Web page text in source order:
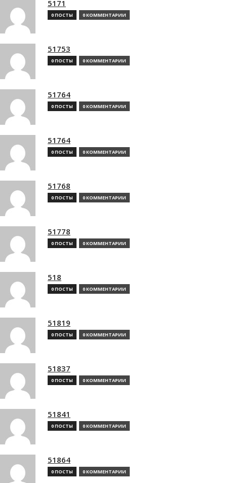
5171
0 ПОСТЫ 0 КОММЕНТАРИИ
51753
0 ПОСТЫ 0 КОММЕНТАРИИ
51764
0 ПОСТЫ 0 КОММЕНТАРИИ
51764
0 ПОСТЫ 0 КОММЕНТАРИИ
51768
0 ПОСТЫ 0 КОММЕНТАРИИ
51778
0 ПОСТЫ 0 КОММЕНТАРИИ
518
0 ПОСТЫ 0 КОММЕНТАРИИ
51819
0 ПОСТЫ 0 КОММЕНТАРИИ
51837
0 ПОСТЫ 0 КОММЕНТАРИИ
51841
0 ПОСТЫ 0 КОММЕНТАРИИ
51864
0 ПОСТЫ 0 КОММЕНТАРИИ